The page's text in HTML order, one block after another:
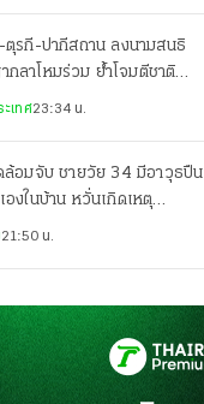
ตุรกี-ปากีสถาน ลงนามสนธิ
ลาโหมร่วม ย้ำโจมตีชาติ
ท่ากับโจมตีทั้ง 3 ประเทศ
เทศ23:34 น.
ล้อมจับ ชายวัย 34 มีอาวุธปืน
องในบ้าน หวั่นเกิดเหตุ
21:50 น.